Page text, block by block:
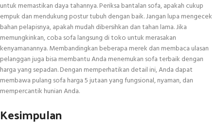
untuk memastikan daya tahannya. Periksa bantalan sofa, apakah cukup
empuk dan mendukung postur tubuh dengan baik. Jangan lupa mengecek
bahan pelapisnya, apakah mudah dibersihkan dan tahan lama. Jika
memungkinkan, coba sofa langsung di toko untuk merasakan
kenyamanannya. Membandingkan beberapa merek dan membaca ulasan
pelanggan juga bisa membantu Anda menemukan sofa terbaik dengan
harga yang sepadan. Dengan memperhatikan detail ini, Anda dapat
membawa pulang sofa harga 5 jutaan yang fungsional, nyaman, dan
mempercantik hunian Anda.
Kesimpulan